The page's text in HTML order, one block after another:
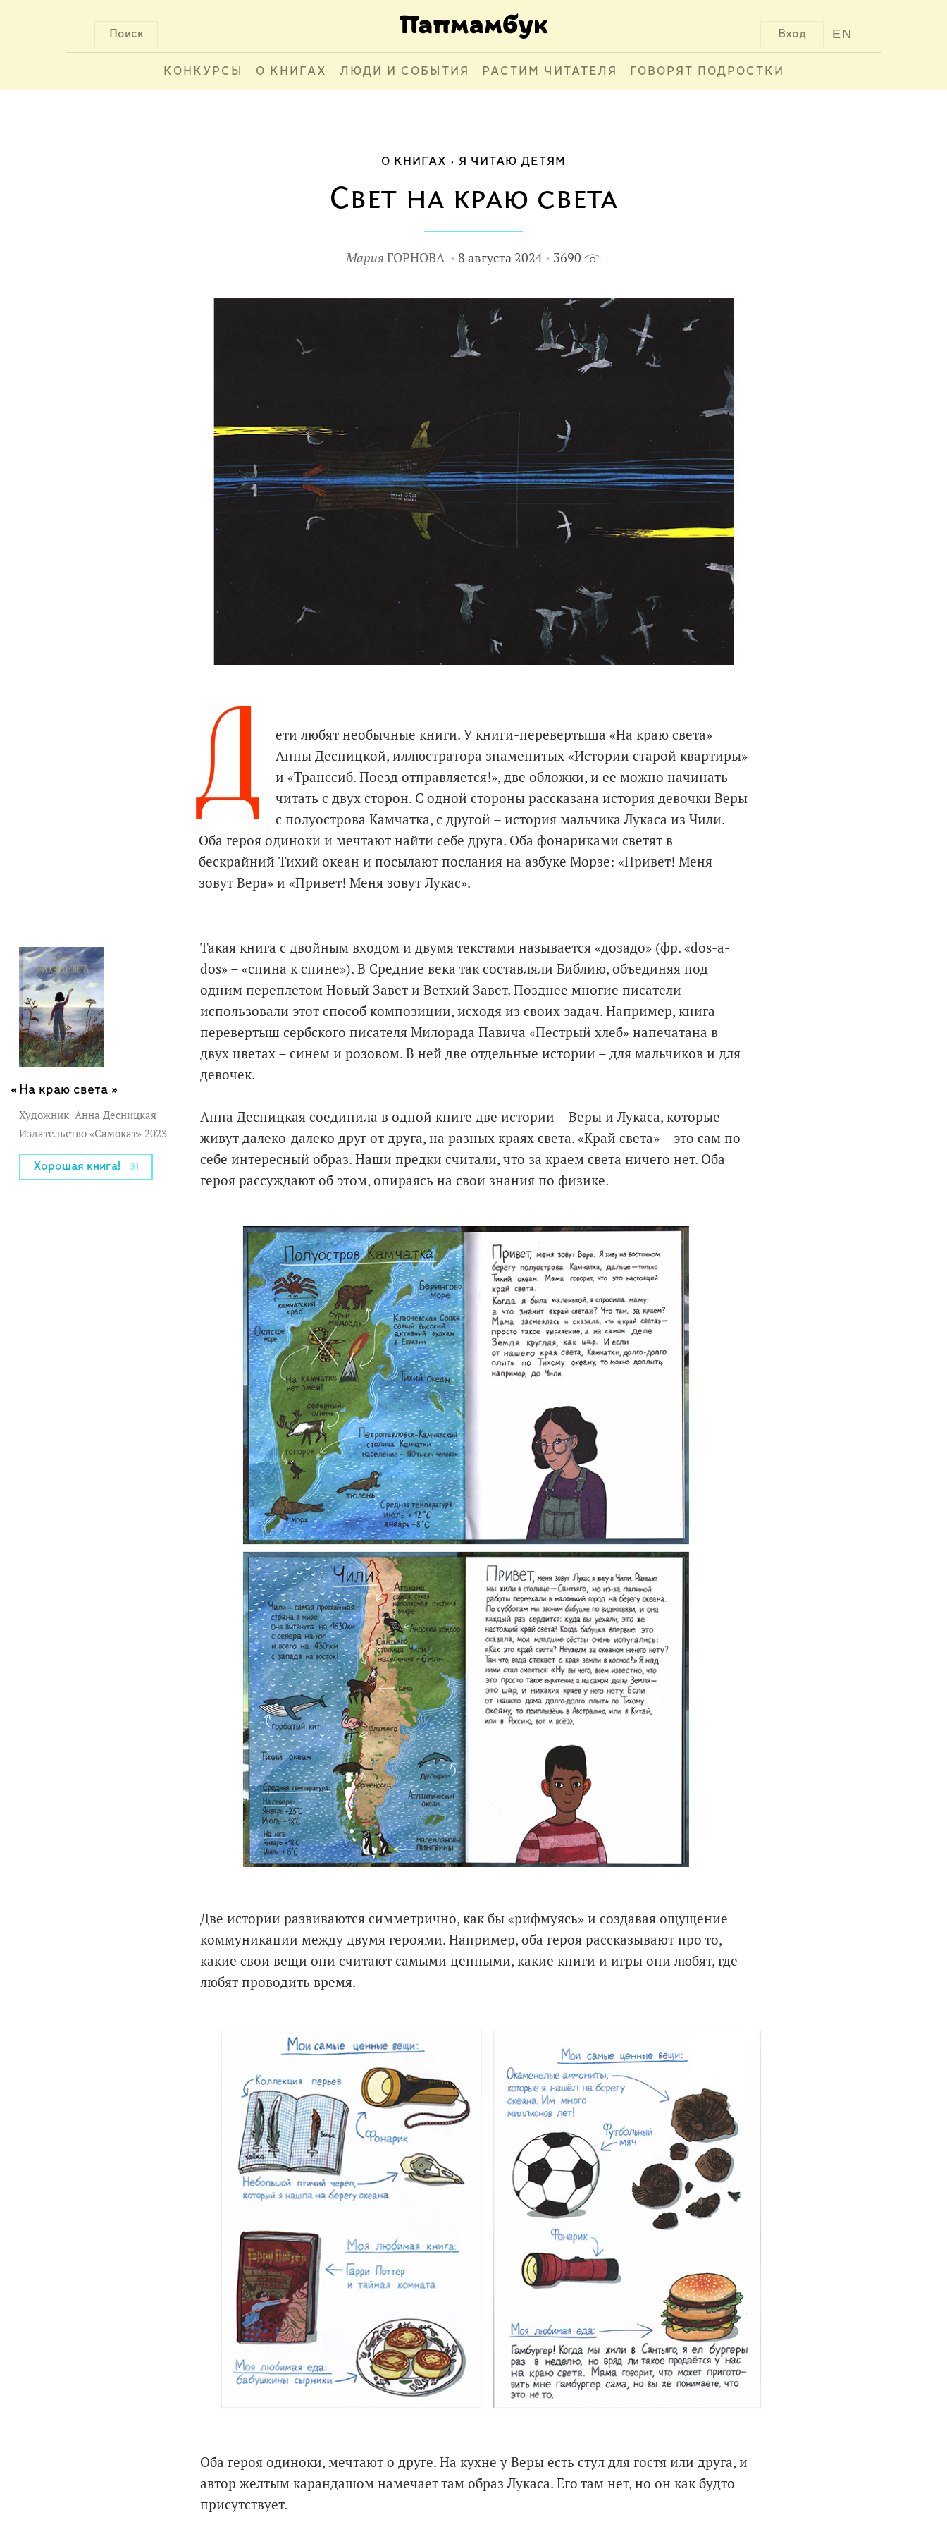
Поиск EN
Вход
КОНКУРСЫ О КНИГАХ ЛЮДИ И СОБЫТИЯ РАСТИМ ЧИТАТЕЛЯ ГОВОРЯТ ПОДРОСТКИ
О КНИГАХ Я ЧИТАЮ ДЕТЯМ
Свет на краю света
Мария ГОРНОВА 8 августа 2024 3690
Д
ети любят необычные книги. У книги-перевертыша «На краю света»
Анны Десницкой, иллюстратора знаменитых «Истории старой квартиры»
и «Транссиб. Поезд отправляется!», две обложки, и ее можно начинать
читать с двух сторон. С одной стороны рассказана история девочки Веры
с полуострова Камчатка, с другой – история мальчика Лукаса из Чили.
Оба героя одиноки и мечтают найти себе друга. Оба фонариками светят в
бескрайний Тихий океан и посылают послания на азбуке Морзе: «Привет! Меня
зовут Вера» и «Привет! Меня зовут Лукас».
На краю света »
Художник Анна Десницкая
Издательство «Самокат» 2023
Хорошая книга! 31
Такая книга с двойным входом и двумя текстами называется «дозадо» (фр. «dos-a-
dos» – «спина к спине»). В Средние века так составляли Библию, объединяя под
одним переплетом Новый Завет и Ветхий Завет. Позднее многие писатели
использовали этот способ композиции, исходя из своих задач. Например, книга-
перевертыш сербского писателя Милорада Павича «Пестрый хлеб» напечатана в
двух цветах – синем и розовом. В ней две отдельные истории – для мальчиков и для
девочек.
Анна Десницкая соединила в одной книге две истории – Веры и Лукаса, которые
живут далеко-далеко друг от друга, на разных краях света. «Край света» – это сам по
себе интересный образ. Наши предки считали, что за краем света ничего нет. Оба
героя рассуждают об этом, опираясь на свои знания по физике.
Две истории развиваются симметрично, как бы «рифмуясь» и создавая ощущение
коммуникации между двумя героями. Например, оба героя рассказывают про то,
какие свои вещи они считают самыми ценными, какие книги и игры они любят, где
любят проводить время.
Оба героя одиноки, мечтают о друге. На кухне у Веры есть стул для гостя или друга, и
автор желтым карандашом намечает там образ Лукаса. Его там нет, но он как будто
присутствует.